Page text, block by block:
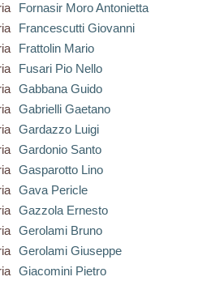
Fornasir Moro Antonietta
Francescutti Giovanni
Frattolin Mario
Fusari Pio Nello
Gabbana Guido
Gabrielli Gaetano
Gardazzo Luigi
Gardonio Santo
Gasparotto Lino
Gava Pericle
Gazzola Ernesto
Gerolami Bruno
Gerolami Giuseppe
Giacomini Pietro